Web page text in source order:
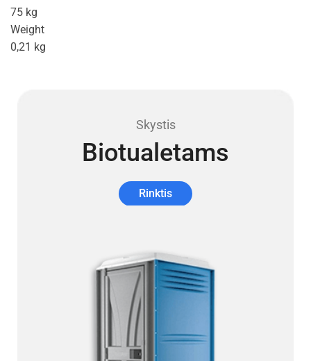
75 kg
Weight
0,21 kg
Skystis
Biotualetams
Rinktis